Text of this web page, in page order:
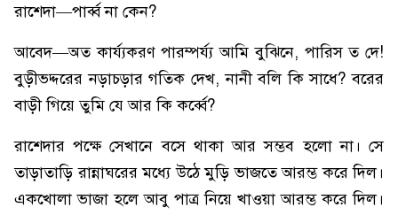
রাশেদা—পার্ব্ব না কেন?
আবেদ—অত কার্য্যকরণ পারম্পর্য্য আমি বুঝিনে, পারিস ত দে!
বুড়ীভদ্দরের নড়াচড়ার গতিক দেখ, নানী বলি কি সাধে? বরের
বাড়ী গিয়ে তুমি যে আর কি কর্ব্বে?
রাশেদার পক্ষে সেখানে বসে থাকা আর সম্ভব হলো না। সে
তাড়াতাড়ি রান্নাঘরের মধ্যে উঠে মুড়ি ভাজতে আরম্ভ করে দিল।
একখোলা ভাজা হলে আবু পাত্র নিয়ে খাওয়া আরম্ভ করে দিল।